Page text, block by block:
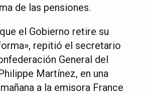
de las pensiones.
el Gobierno retire su
repitió el secretario
General del
Martínez, en una
a la emisora France